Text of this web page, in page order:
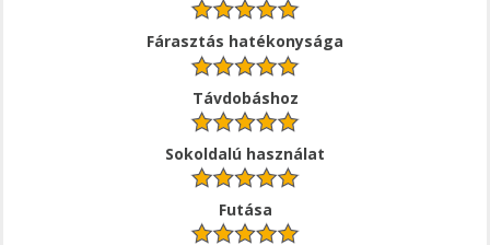
Fárasztás hatékonysága
Távdobáshoz
Sokoldalú használat
Futása